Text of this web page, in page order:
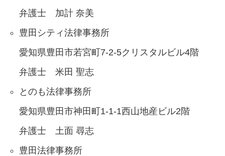
弁護士 加計 奈美
豊田シティ法律事務所
愛知県豊田市若宮町7-2-5クリスタルビル4階
弁護士 米田 聖志
とのも法律事務所
愛知県豊田市神田町1-1-1西山地産ビル2階
弁護士 土面 尋志
豊田法律事務所